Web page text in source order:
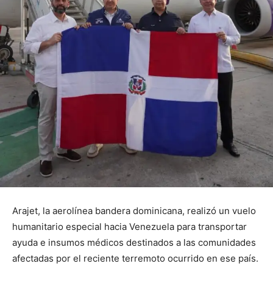
Arajet, la aerolínea bandera dominicana, realizó un vuelo
humanitario especial hacia Venezuela para transportar
ayuda e insumos médicos destinados a las comunidades
afectadas por el reciente terremoto ocurrido en ese país.